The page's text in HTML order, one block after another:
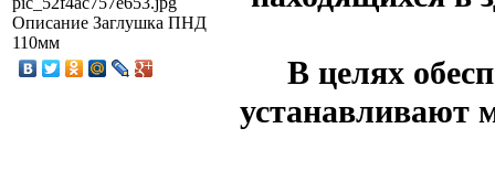
Описание Заглушка ПНД
110мм
В целях
устанавливают